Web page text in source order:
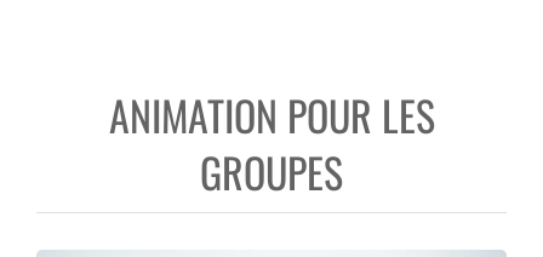
ANIMATION POUR LES
GROUPES